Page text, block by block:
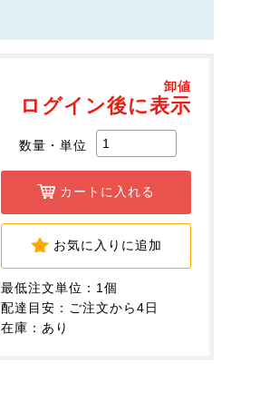
卸値
ログイン後に表示
数量・単位
カートに入れる
お気に入りに追加
最低注文単位：1個
配達目安：ご注文から4日
在庫：あり